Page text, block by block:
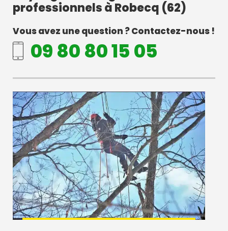
professionnels à Robecq (62)
Vous avez une question ? Contactez-nous !
09 80 80 15 05